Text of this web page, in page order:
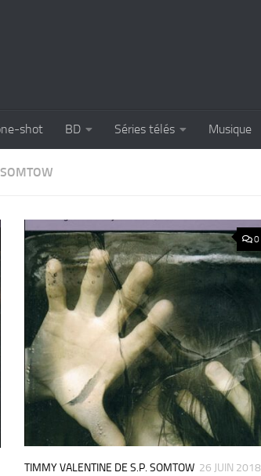
shot BD Séries télés Musique
0
TIMMY VALENTINE DE S.P. SOMTOW 26 JUIN 2018